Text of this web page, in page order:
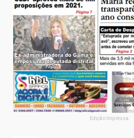
Edição Impressa